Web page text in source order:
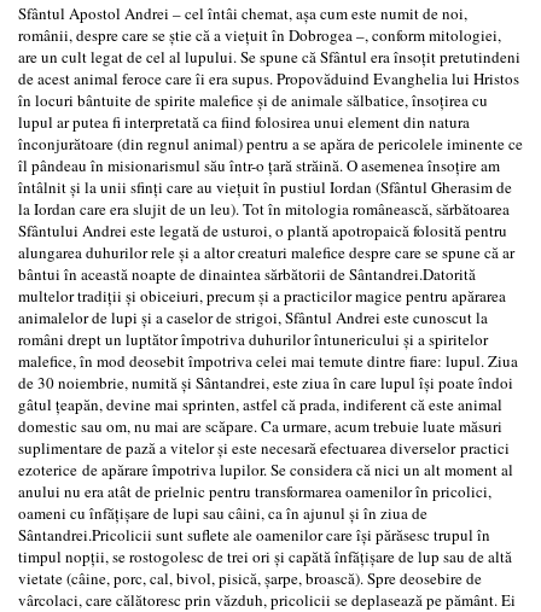
Sfântul Apostol Andrei – cel întâi chemat, așa cum este numit de noi,
românii, despre care se știe că a viețuit în Dobrogea –, conform mitologiei,
are un cult legat de cel al lupului. Se spune că Sfântul era însoțit pretutindeni
de acest animal feroce care îi era supus. Propovăduind Evanghelia lui Hristos
în locuri bântuite de spirite malefice și de animale sălbatice, însoțirea cu
lupul ar putea fi interpretată ca fiind folosirea unui element din natura
înconjurătoare (din regnul animal) pentru a se apăra de pericolele iminente ce
îl pândeau în misionarismul său într-o țară străină. O asemenea însoțire am
întâlnit și la unii sfinți care au viețuit în pustiul Iordan (Sfântul Gherasim de
la Iordan care era slujit de un leu). Tot în mitologia românească, sărbătoarea
Sfântului Andrei este legată de usturoi, o plantă apotropaică folosită pentru
alungarea duhurilor rele și a altor creaturi malefice despre care se spune că ar
bântui în această noapte de dinaintea sărbătorii de Sântandrei.Datorită
multelor tradiții și obiceiuri, precum și a practicilor magice pentru apărarea
animalelor de lupi și a caselor de strigoi, Sfântul Andrei este cunoscut la
români drept un luptător împotriva duhurilor întunericului și a spiritelor
malefice, în mod deosebit împotriva celei mai temute dintre fiare: lupul. Ziua
de 30 noiembrie, numită și Sântandrei, este ziua în care lupul își poate îndoi
gâtul țeapăn, devine mai sprinten, astfel că prada, indiferent că este animal
domestic sau om, nu mai are scăpare. Ca urmare, acum trebuie luate măsuri
suplimentare de pază a vitelor și este necesară efectuarea diverselor practici
ezoterice de apărare împotriva lupilor. Se considera că nici un alt moment al
anului nu era atât de prielnic pentru transformarea oamenilor în pricolici,
oameni cu înfățișare de lupi sau câini, ca în ajunul și în ziua de
Sântandrei.Pricolicii sunt suflete ale oamenilor care își părăsesc trupul în
timpul nopții, se rostogolesc de trei ori și capătă înfățișare de lup sau de altă
vietate (câine, porc, cal, bivol, pisică, șarpe, broască). Spre deosebire de
vârcolaci, care călătoresc prin văzduh, pricolicii se deplasează pe pământ. Ei